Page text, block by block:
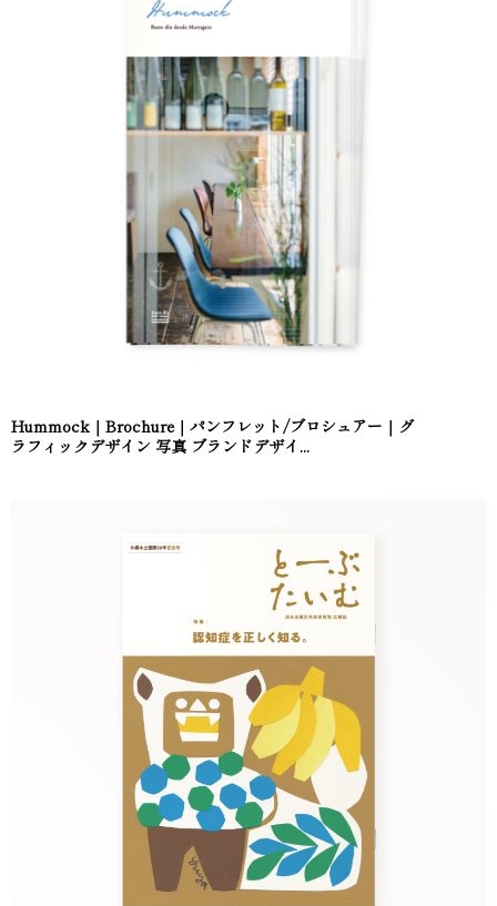
Hummock｜Brochure｜パンフレット/ブロシュアー｜グ
ラフィックデザイン 写真 ブランドデザイ...